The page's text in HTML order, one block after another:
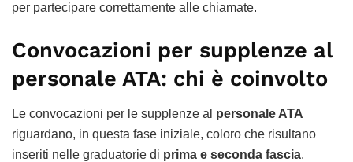
per partecipare correttamente alle chiamate.
Convocazioni per supplenze al
personale ATA: chi è coinvolto
Le convocazioni per le supplenze al personale ATA
riguardano, in questa fase iniziale, coloro che risultano
inseriti nelle graduatorie di prima e seconda fascia.